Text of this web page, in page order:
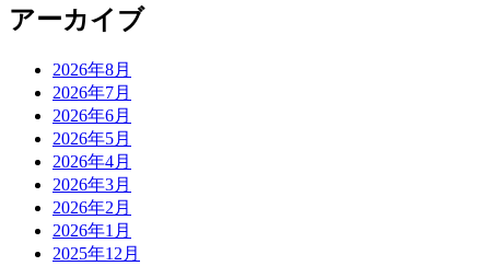
アーカイブ
2026年8月
2026年7月
2026年6月
2026年5月
2026年4月
2026年3月
2026年2月
2026年1月
2025年12月